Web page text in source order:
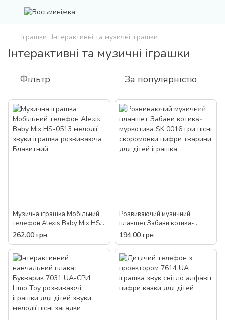
Іграшки Інтерактивні та музичні іграшки
Інтерактивні та музичні іграшки
Фільтр За популярністю
Музична іграшка Мобільний
телефон Alexis Baby Mix HS-
0513 мелодії звуки іграшка
розвиваюча Блакитний
262.00 грн
Розвиваючий музичний
планшет Забави котика-
муркотика SK 0016 гри пісні
скоромовки цифри тварини
для дітей іграшка
194.00 грн